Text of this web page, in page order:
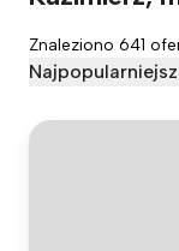
Znaleziono 641